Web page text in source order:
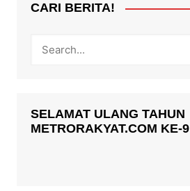
CARI BERITA!
SELAMAT ULANG TAHUN
METRORAKYAT.COM KE-9